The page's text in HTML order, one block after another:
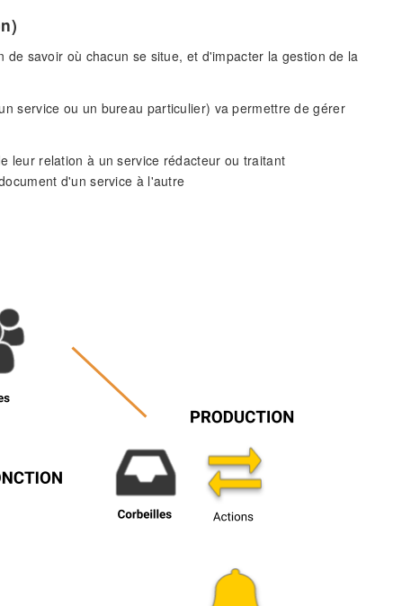
savoir où chacun se situe, et d'impacter la gestion de la
service ou un bureau particulier) va permettre de gérer
leur relation à un service rédacteur ou traitant
d'un service à l'autre